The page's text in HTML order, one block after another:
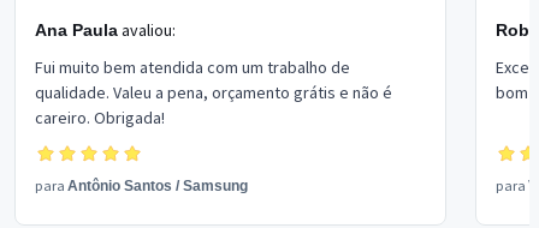
Ana Paulaavaliou:
Fui muito bem atendida com um trabalho de
qualidade. Valeu a pena, orçamento grátis e não é
careiro. Obrigada!
para Antônio Santos / Samsung
bom
para